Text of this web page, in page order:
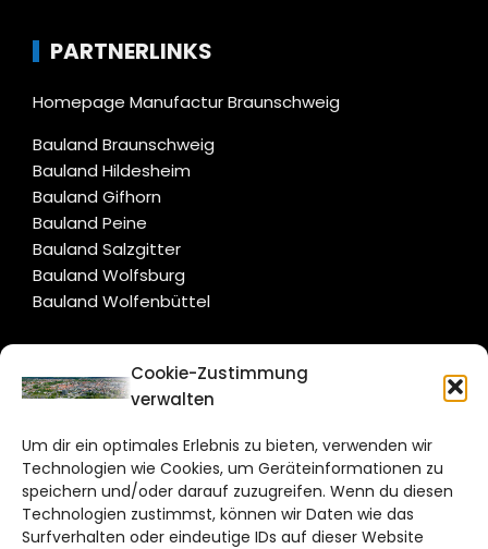
Cookie-Zustimmung
verwalten
Um dir ein optimales Erlebnis zu bieten, verwenden wir
Technologien wie Cookies, um Geräteinformationen zu
speichern und/oder darauf zuzugreifen. Wenn du diesen
Technologien zustimmst, können wir Daten wie das
Surfverhalten oder eindeutige IDs auf dieser Website
PARTNERLINKS
Homepage Manufactur Braunschweig
Bauland Braunschweig
Bauland Hildesheim
Bauland Gifhorn
Bauland Peine
Bauland Salzgitter
Bauland Wolfsburg
Bauland Wolfenbüttel
CITYLIFE!
Bruchtorwall 12
38100 Braunschweig
Telefon: 0531 387220 – 65